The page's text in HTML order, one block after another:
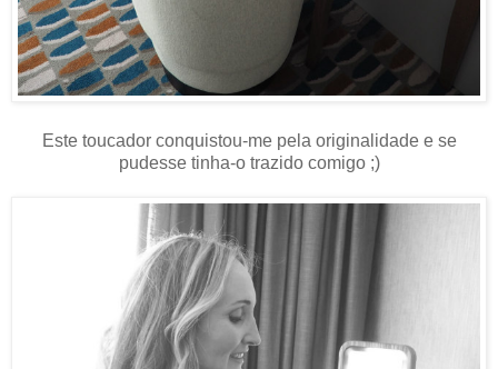
Este toucador conquistou-me pela originalidade e se
pudesse tinha-o trazido comigo ;)